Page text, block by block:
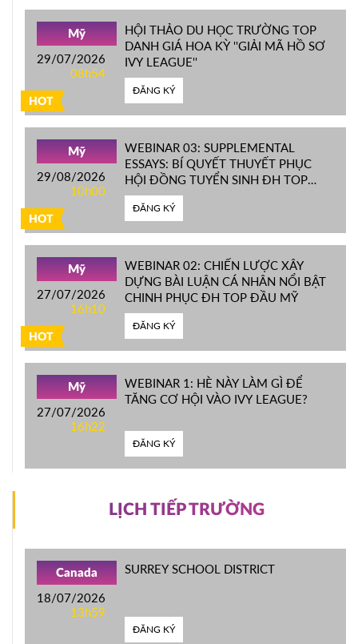
HOT
Mỹ
29/07/2026
08h54
HỘI THẢO DU HỌC TRƯỜNG TOP
DANH GIÁ HOA KỲ ''GIẢI MÃ HỒ SƠ
IVY LEAGUE''
ĐĂNG KÝ
HOT
Mỹ
29/08/2026
10h00
WEBINAR 03: SUPPLEMENTAL
ESSAYS: BÍ QUYẾT THUYẾT PHỤC
HỘI ĐỒNG TUYỂN SINH ĐH TOP
ĐẦU MỸ
ĐĂNG KÝ
HOT
Mỹ
27/07/2026
16h10
WEBINAR 02: CHIẾN LƯỢC XÂY
DỰNG BÀI LUẬN CÁ NHÂN NỔI BẬT
CHINH PHỤC ĐH TOP ĐẦU MỸ
ĐĂNG KÝ
Mỹ
27/07/2026
16h22
WEBINAR 1: HÈ NÀY LÀM GÌ ĐỂ
TĂNG CƠ HỘI VÀO IVY LEAGUE?
ĐĂNG KÝ
LỊCH TIẾP TRƯỜNG
Canada
18/07/2026
13h59
SURREY SCHOOL DISTRICT
ĐĂNG KÝ